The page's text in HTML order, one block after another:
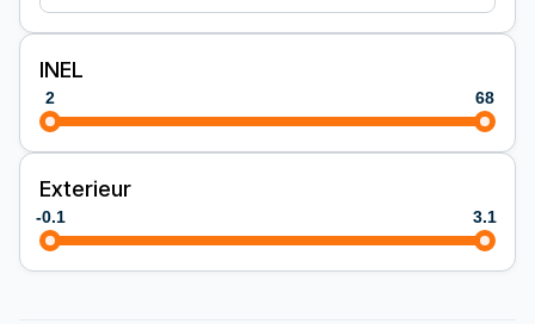
INEL
2 68
Exterieur
-0.1 3.1